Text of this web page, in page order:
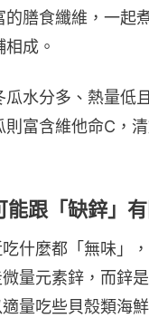
的膳食纖維，一起
成。
瓜水分多、熱量低
則富含維他命C，
能跟「缺鋅」
什麼都「無味」
量元素鋅，而鋅
量吃些貝殼類海